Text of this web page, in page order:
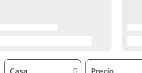
Casa Precio